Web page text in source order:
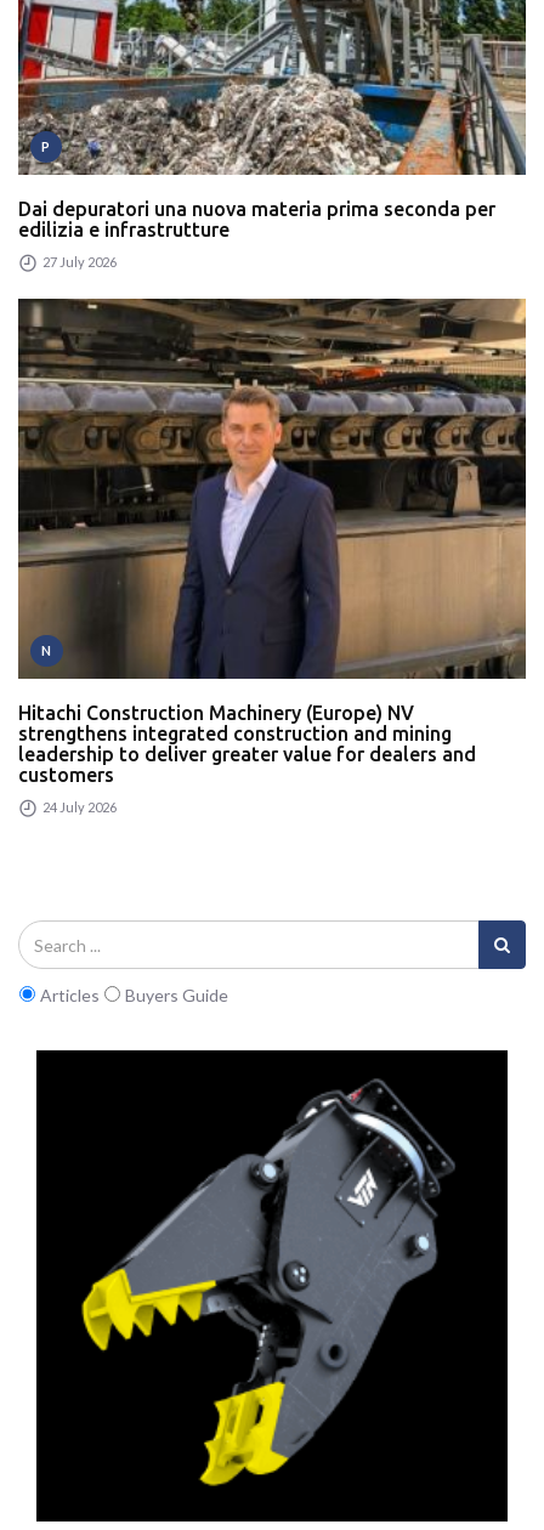
P
Dai depuratori una nuova materia prima seconda per
edilizia e infrastrutture
27 July 2026
N
Hitachi Construction Machinery (Europe) NV
strengthens integrated construction and mining
leadership to deliver greater value for dealers and
customers
24 July 2026
Articles Buyers Guide